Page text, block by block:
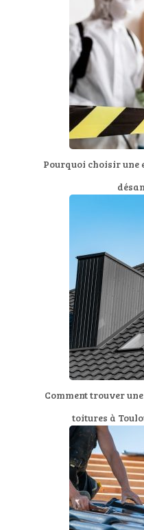
Pourquoi choisir une
Comment trouver
toitures à